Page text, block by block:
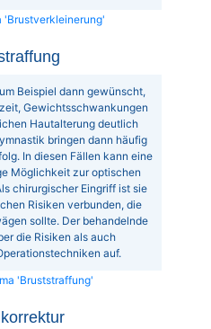
'Brustverkleinerung'
Beispiel dann gewünscht,
Gewichtsschwankungen
Hautalterung deutlich
bringen dann häufig
In diesen Fällen kann eine
Möglichkeit zur optischen
chirurgischer Eingriff ist sie
Risiken verbunden, die
sollte. Der behandelnde
die Risiken als auch
auf.
'Bruststraffung'